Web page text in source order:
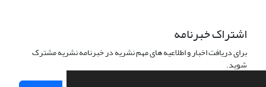
اشتراک خبرنامه
برای دریافت اخبار و اطلاعیه های مهم نشریه در خبرنامه نشریه مشترک
شوید.